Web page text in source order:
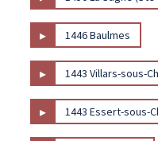
▸ 1446 Baulmes
▸ 1443 Villars-sous-
▸ 1443 Essert-sous-